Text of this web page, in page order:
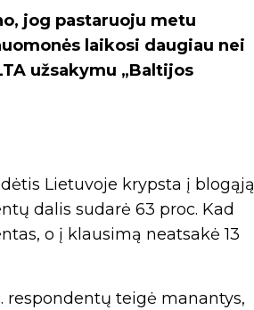
jog pastaruoju metu
laikosi daugiau nei
užsakymu „Baltijos
Lietuvoje krypsta į blogąją
dalis sudarė 63 proc. Kad
o į klausimą neatsakė 13
respondentų teigė manantys,